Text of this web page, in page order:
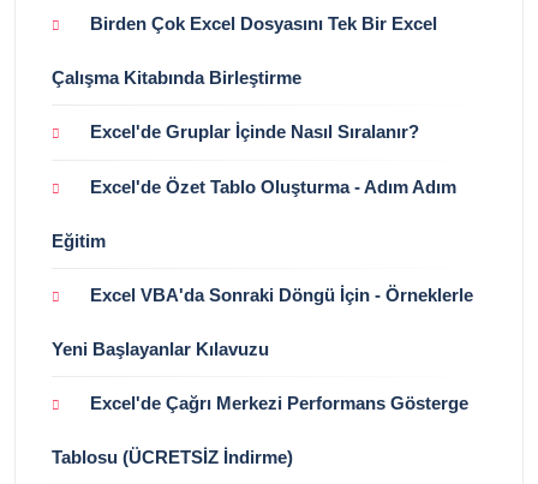
Birden Çok Excel Dosyasını Tek Bir Excel
Çalışma Kitabında Birleştirme
Excel'de Gruplar İçinde Nasıl Sıralanır?
Excel'de Özet Tablo Oluşturma - Adım Adım
Eğitim
Excel VBA'da Sonraki Döngü İçin - Örneklerle
Yeni Başlayanlar Kılavuzu
Excel'de Çağrı Merkezi Performans Gösterge
Tablosu (ÜCRETSİZ İndirme)